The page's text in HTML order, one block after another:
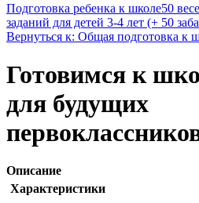
Подготовка ребенка к школе50
заданий для детей 3-4 лет (+ 50
Вернуться к: Общая подготовка к
Готовимся к
для будущих
Описание
Характеристики